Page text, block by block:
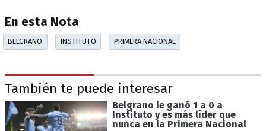
En esta Nota
BELGRANO INSTITUTO PRIMERA NACIONAL
También te puede interesar
Belgrano le ganó 1 a 0 a
Instituto y es más líder que
nunca en la Primera Nacional